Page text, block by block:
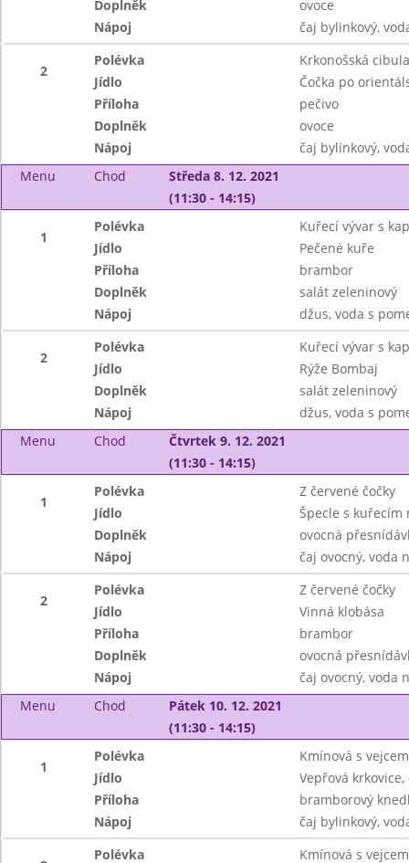
Doplněk
ovoce
Nápoj
čaj bylinkový,
2
Polévka
Krkonošská
Jídlo
Čočka po
Příloha
pečivo
Doplněk
ovoce
Nápoj
čaj bylinkový,
Menu
Chod
Středa 8. 12. 2021
(11:30 - 14:15)
1
Polévka
Kuřecí vývar s
Jídlo
Pečené kuře
Příloha
brambor
Doplněk
salát zeleninový
Nápoj
džus, voda s
2
Polévka
Kuřecí vývar s
Jídlo
Rýže Bombaj
Doplněk
salát zeleninový
Nápoj
džus, voda s
Menu
Chod
Čtvrtek 9. 12. 2021
(11:30 - 14:15)
1
Polévka
Z červené čočky
Jídlo
Špecle s kuřecím
Doplněk
ovocná
Nápoj
čaj ovocný, voda
2
Polévka
Z červené čočky
Jídlo
Vinná klobása
Příloha
brambor
Doplněk
ovocná
Nápoj
čaj ovocný, voda
Menu
Chod
Pátek 10. 12. 2021
(11:30 - 14:15)
1
Polévka
Kmínová s vejcem
Jídlo
Vepřová
Příloha
bramborový
Nápoj
čaj bylinkový,
Polévka
Kmínová s vejcem